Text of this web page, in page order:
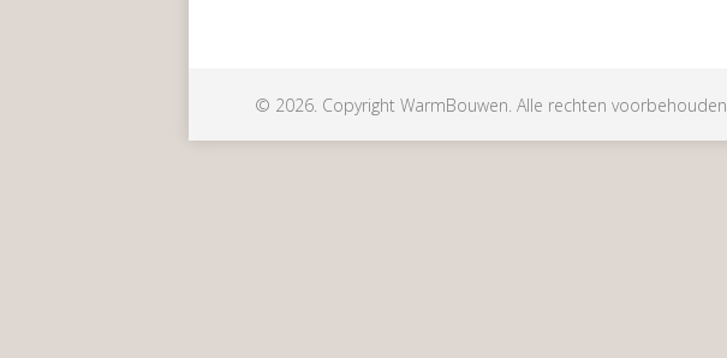
© 2026. Copyright WarmBouwen. Alle rechten voorbehouden.